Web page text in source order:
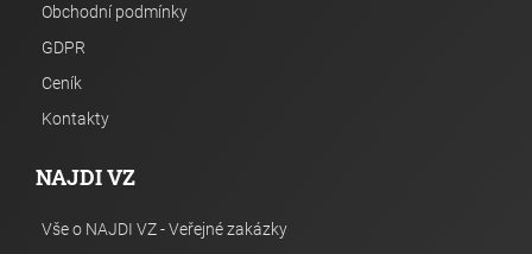
Obchodní podmínky
GDPR
Ceník
Kontakty
NAJDI VZ
Vše o NAJDI VZ - Veřejné zakázky